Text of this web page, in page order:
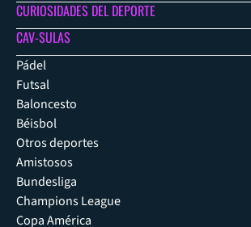
CURIOSIDADES DEL DEPORTE
CAV-SULAS
Pádel
Futsal
Baloncesto
Béisbol
Otros deportes
Amistosos
Bundesliga
Champions League
Copa América